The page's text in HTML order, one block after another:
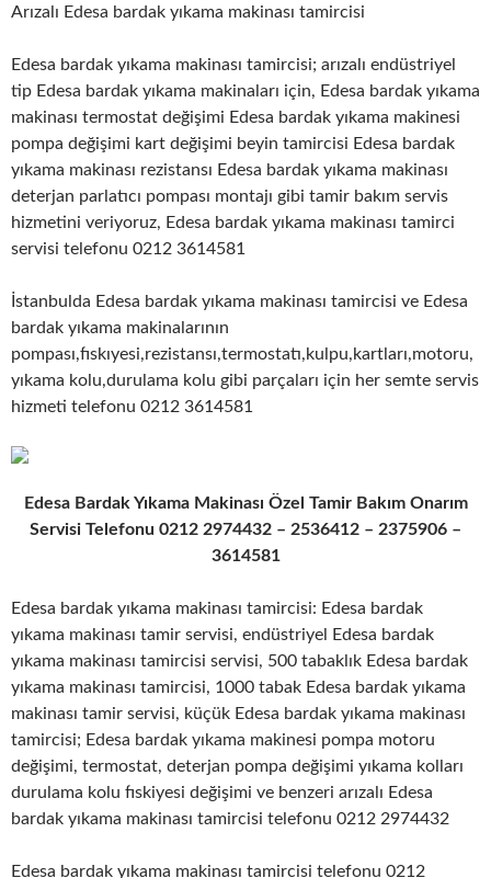
Arızalı Edesa bardak yıkama makinası tamircisi
Edesa bardak yıkama makinası tamircisi; arızalı endüstriyel
tip Edesa bardak yıkama makinaları için, Edesa bardak yıkama
makinası termostat değişimi Edesa bardak yıkama makinesi
pompa değişimi kart değişimi beyin tamircisi Edesa bardak
yıkama makinası rezistansı Edesa bardak yıkama makinası
deterjan parlatıcı pompası montajı gibi tamir bakım servis
hizmetini veriyoruz, Edesa bardak yıkama makinası tamirci
servisi telefonu 0212 3614581
İstanbulda Edesa bardak yıkama makinası tamircisi ve Edesa
bardak yıkama makinalarının
pompası,fıskıyesi,rezistansı,termostatı,kulpu,kartları,motoru,
yıkama kolu,durulama kolu gibi parçaları için her semte servis
hizmeti telefonu 0212 3614581
Edesa Bardak Yıkama Makinası Özel Tamir Bakım Onarım
Servisi Telefonu 0212 2974432 – 2536412 – 2375906 –
3614581
Edesa bardak yıkama makinası tamircisi: Edesa bardak
yıkama makinası tamir servisi, endüstriyel Edesa bardak
yıkama makinası tamircisi servisi, 500 tabaklık Edesa bardak
yıkama makinası tamircisi, 1000 tabak Edesa bardak yıkama
makinası tamir servisi, küçük Edesa bardak yıkama makinası
tamircisi; Edesa bardak yıkama makinesi pompa motoru
değişimi, termostat, deterjan pompa değişimi yıkama kolları
durulama kolu fıskiyesi değişimi ve benzeri arızalı Edesa
bardak yıkama makinası tamircisi telefonu 0212 2974432
Edesa bardak yıkama makinası tamircisi telefonu 0212